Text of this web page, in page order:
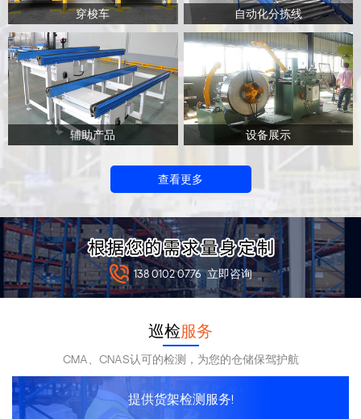
穿梭车 自动化分拣线
辅助产品 设备展示
查看更多
138 0102 0776 立即咨询
巡检服务
CMA、CNAS认可的检测，为您的仓储保驾护航
提供货架检测服务!